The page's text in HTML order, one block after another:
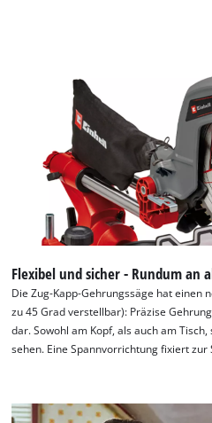
Flexibel und sicher - Rundum an
Die Zug-Kapp-Gehrungssäge hat einen
zu 45 Grad verstellbar): Präzise
dar. Sowohl am Kopf, als auch am
sehen. Eine Spannvorrichtung fixiert zur